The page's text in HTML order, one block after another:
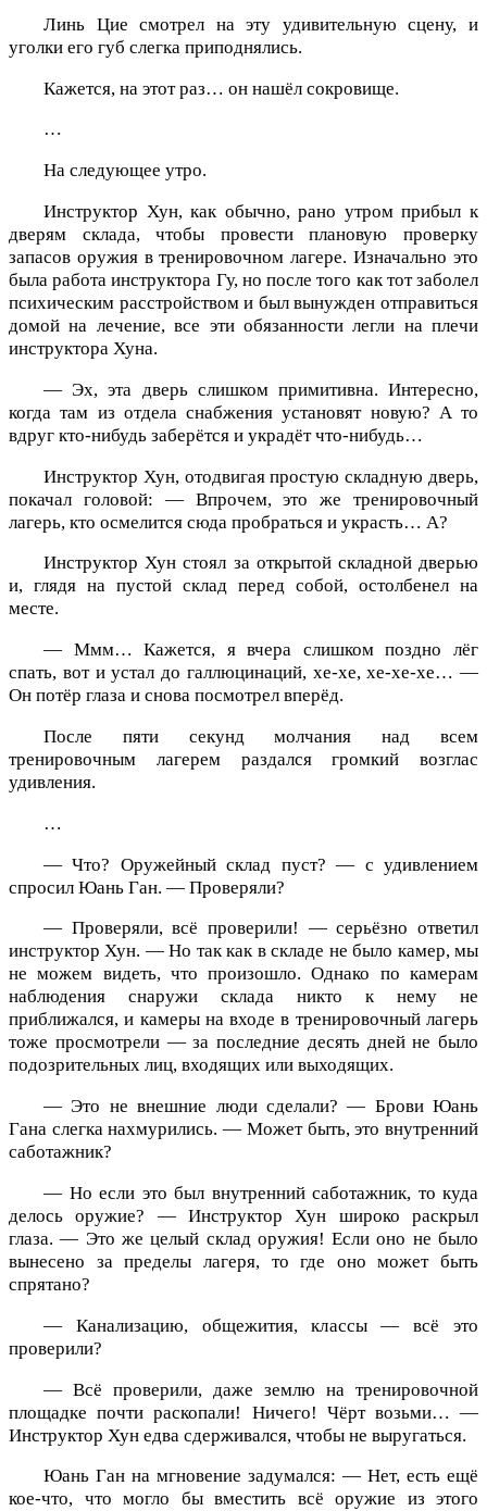
Линь Цие смотрел на эту удивительную сцену, и
уголки его губ слегка приподнялись.
Кажется, на этот раз… он нашёл сокровище.
…
На следующее утро.
Инструктор Хун, как обычно, рано утром прибыл к
дверям склада, чтобы провести плановую проверку
запасов оружия в тренировочном лагере. Изначально это
была работа инструктора Гу, но после того как тот заболел
психическим расстройством и был вынужден отправиться
домой на лечение, все эти обязанности легли на плечи
инструктора Хуна.
— Эх, эта дверь слишком примитивна. Интересно,
когда там из отдела снабжения установят новую? А то
вдруг кто-нибудь заберётся и украдёт что-нибудь…
Инструктор Хун, отодвигая простую складную дверь,
покачал головой: — Впрочем, это же тренировочный
лагерь, кто осмелится сюда пробраться и украсть… А?
Инструктор Хун стоял за открытой складной дверью
и, глядя на пустой склад перед собой, остолбенел на
месте.
— Ммм… Кажется, я вчера слишком поздно лёг
спать, вот и устал до галлюцинаций, хе-хе, хе-хе-хе… —
Он потёр глаза и снова посмотрел вперёд.
После пяти секунд молчания над всем
тренировочным лагерем раздался громкий возглас
удивления.
…
— Что? Оружейный склад пуст? — с удивлением
спросил Юань Ган. — Проверяли?
— Проверяли, всё проверили! — серьёзно ответил
инструктор Хун. — Но так как в складе не было камер, мы
не можем видеть, что произошло. Однако по камерам
наблюдения снаружи склада никто к нему не
приближался, и камеры на входе в тренировочный лагерь
тоже просмотрели — за последние десять дней не было
подозрительных лиц, входящих или выходящих.
— Это не внешние люди сделали? — Брови Юань
Гана слегка нахмурились. — Может быть, это внутренний
саботажник?
— Но если это был внутренний саботажник, то куда
делось оружие? — Инструктор Хун широко раскрыл
глаза. — Это же целый склад оружия! Если оно не было
вынесено за пределы лагеря, то где оно может быть
спрятано?
— Канализацию, общежития, классы — всё это
проверили?
— Всё проверили, даже землю на тренировочной
площадке почти раскопали! Ничего! Чёрт возьми… —
Инструктор Хун едва сдерживался, чтобы не выругаться.
Юань Ган на мгновение задумался: — Нет, есть ещё
кое-что, что могло бы вместить всё оружие из этого